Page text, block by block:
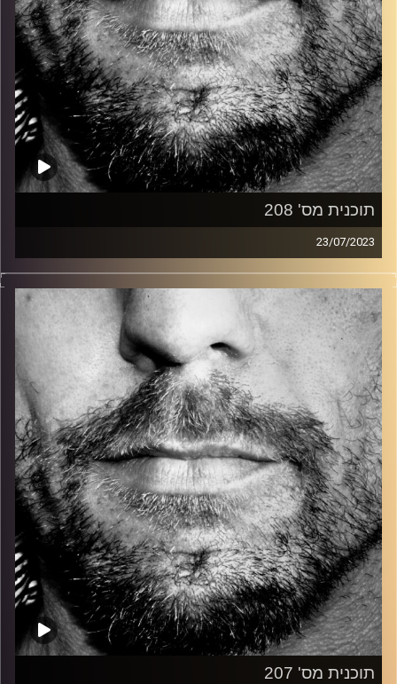
תוכנית מס' 208
23/07/2023
זיפים, מוזיקה מחוספסת של הופעות חיות. הרבה ג'אם, רוק,
בלוז, bluegrass, ג'אז, Fאנק, פרוגרסיב ואפילו אלקטרוניקה.
כל מה שחי, אמיתי ונושם.
עם שמוליק רגב.
קרדיט תמונות: David Goehring
תוכנית מס' 207